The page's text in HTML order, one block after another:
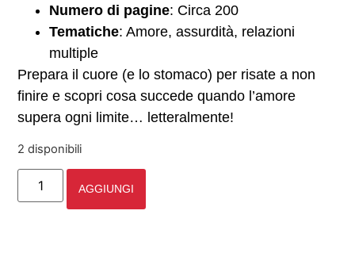
Numero di pagine: Circa 200
Tematiche: Amore, assurdità, relazioni
multiple
Prepara il cuore (e lo stomaco) per risate a non
finire e scopri cosa succede quando l’amore
supera ogni limite… letteralmente!
2 disponibili
AGGIUNGI